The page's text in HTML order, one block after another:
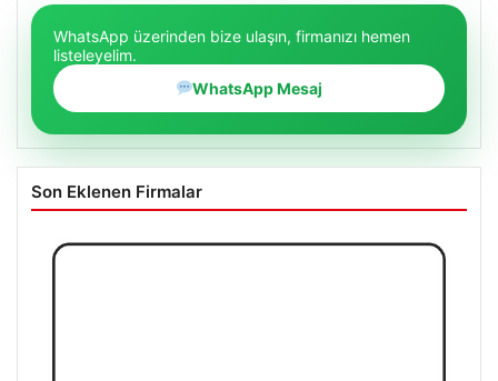
WhatsApp üzerinden bize ulaşın, firmanızı hemen
listeleyelim.
WhatsApp Mesaj
Son Eklenen Firmalar